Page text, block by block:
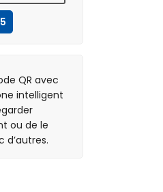
QR avec
intelligent
ou de le
d’autres.